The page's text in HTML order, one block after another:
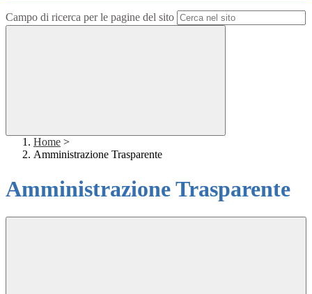
Campo di ricerca per le pagine del sito
Home >
Amministrazione Trasparente
Amministrazione Trasparente